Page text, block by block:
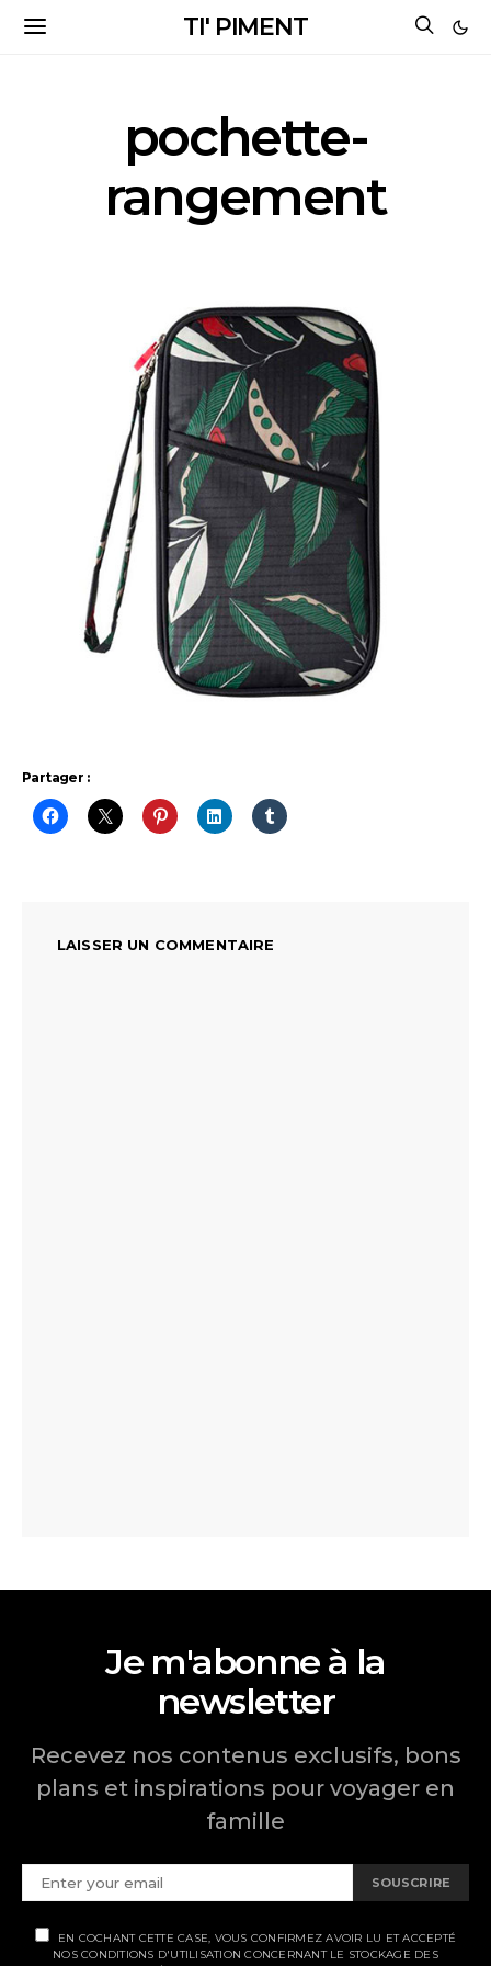
TI' PIMENT
pochette-
rangement
Partager :
LAISSER UN COMMENTAIRE
Je m'abonne à la
newsletter
Recevez nos contenus exclusifs, bons
plans et inspirations pour voyager en
famille
SOUSCRIRE
EN COCHANT CETTE CASE, VOUS CONFIRMEZ AVOIR LU ET ACCEPTÉ
NOS CONDITIONS D'UTILISATION CONCERNANT LE STOCKAGE DES